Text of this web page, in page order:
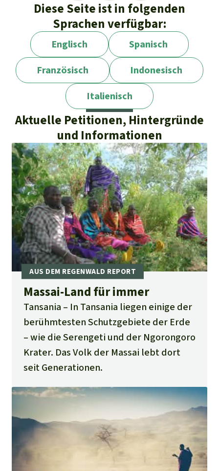
Diese Seite ist in folgenden
Sprachen verfügbar:
Englisch
Spanisch
Französisch
Indonesisch
Italienisch
Aktuelle Petitionen, Hintergründe
und Informationen
Massai-Land für immer
Tansania
In Tansania liegen einige der
berühmtesten Schutzgebiete der Erde
– wie die Serengeti und der Ngorongoro
Krater. Das Volk der Massai lebt dort
seit Generationen.